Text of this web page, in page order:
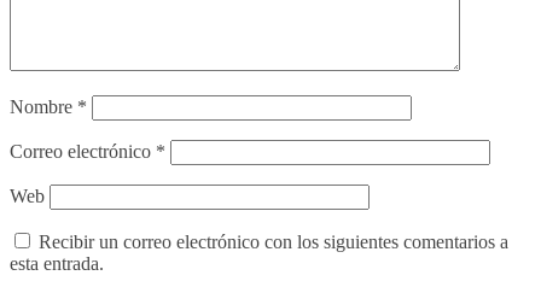
Nombre *
Correo electrónico *
Web
Recibir un correo electrónico con los siguientes comentarios a
esta entrada.